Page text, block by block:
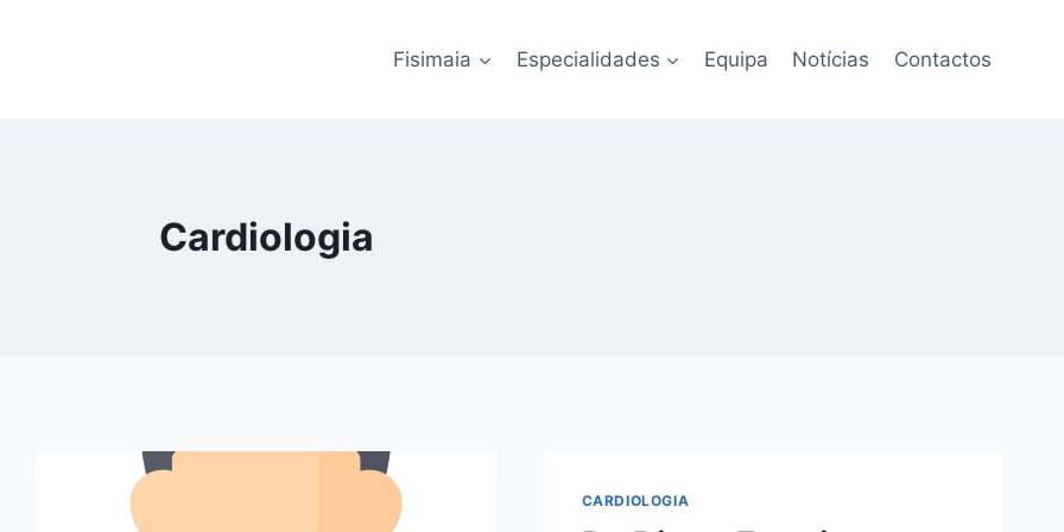
Fisimaia Especialidades Equipa Notícias Contactos
Cardiologia
CARDIOLOGIA